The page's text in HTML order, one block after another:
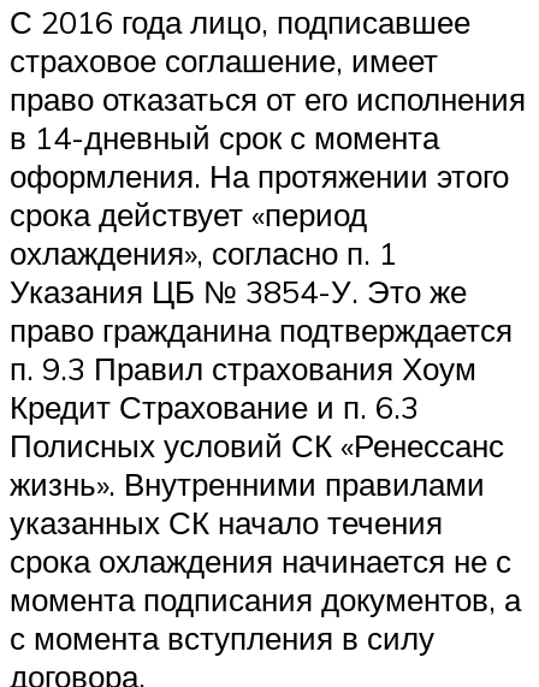
С 2016 года лицо, подписавшее
страховое соглашение, имеет
право отказаться от его исполнения
в 14-дневный срок с момента
оформления. На протяжении этого
срока действует «период
охлаждения», согласно п. 1
Указания ЦБ № 3854-У. Это же
право гражданина подтверждается
п. 9.3 Правил страхования Хоум
Кредит Страхование и п. 6.3
Полисных условий СК «Ренессанс
жизнь». Внутренними правилами
указанных СК начало течения
срока охлаждения начинается не с
момента подписания документов, а
с момента вступления в силу
договора.